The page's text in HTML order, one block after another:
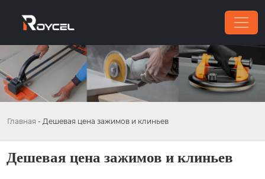
Главная - Дешевая цена зажимов и клиньев
Дешевая цена зажимов и клиньев